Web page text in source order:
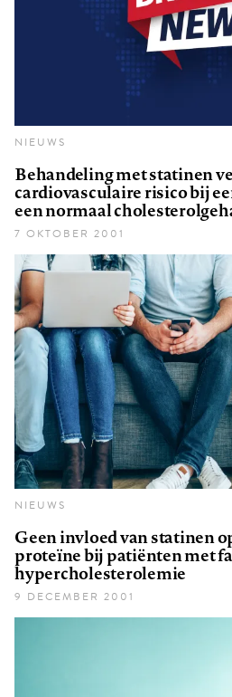
NIEUWS
Behandeling met statinen
cardiovasculaire risico bij
een normaal
7 OKTOBER 2001
NIEUWS
Geen invloed van statinen
proteïne bij patiënten met
hypercholesterolemie
9 DECEMBER 2001